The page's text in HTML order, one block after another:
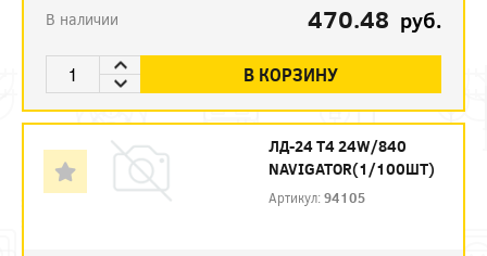
В наличии 470.48 руб.
В КОРЗИНУ
ЛД-24 Т4 24W/840
NAVIGATOR(1/100ШТ)
Артикул:94105